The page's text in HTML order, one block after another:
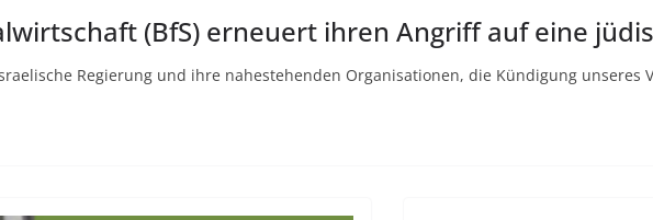
(BfS) erneuert ihren Angriff auf eine
Regierung und ihre nahestehenden Organisationen, die Kündigung unseres